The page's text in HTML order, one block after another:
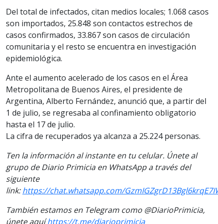
Del total de infectados, citan medios locales; 1.068 casos
son importados, 25.848 son contactos estrechos de
casos confirmados, 33.867 son casos de circulación
comunitaria y el resto se encuentra en investigación
epidemiológica.
Ante el aumento acelerado de los casos en el Área
Metropolitana de Buenos Aires, el presidente de
Argentina, Alberto Fernández, anunció que, a partir del
1 de julio, se regresaba al confinamiento obligatorio
hasta el 17 de julio.
La cifra de recuperados ya alcanza a 25.224 personas.
Ten la información al instante en tu celular. Únete al
grupo de Diario Primicia en WhatsApp a través del
siguiente
link:https://chat.whatsapp.com/
También estamos en Telegram como @DiarioPrimicia,
únete aquíhttps://t.me/diarioprimicia